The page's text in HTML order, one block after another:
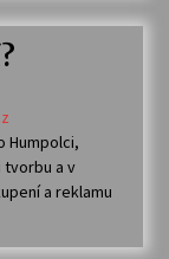
Humpolci,
tvorbu a v
a reklamu